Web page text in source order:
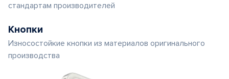
стандартам производителей
Кнопки
Износостойкие кнопки из материалов оригинального
производства